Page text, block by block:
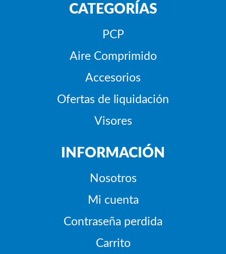
CATEGORÍAS
PCP
Aire Comprimido
Accesorios
Ofertas de liquidación
Visores
INFORMACIÓN
Nosotros
Mi cuenta
Contraseña perdida
Carrito